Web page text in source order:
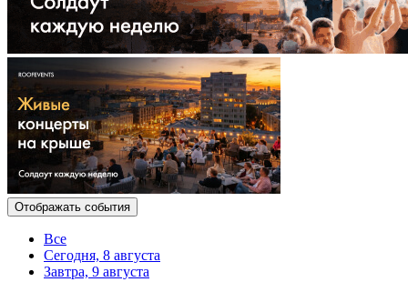
Отображать события
Все
Сегодня, 8 августа
Завтра, 9 августа